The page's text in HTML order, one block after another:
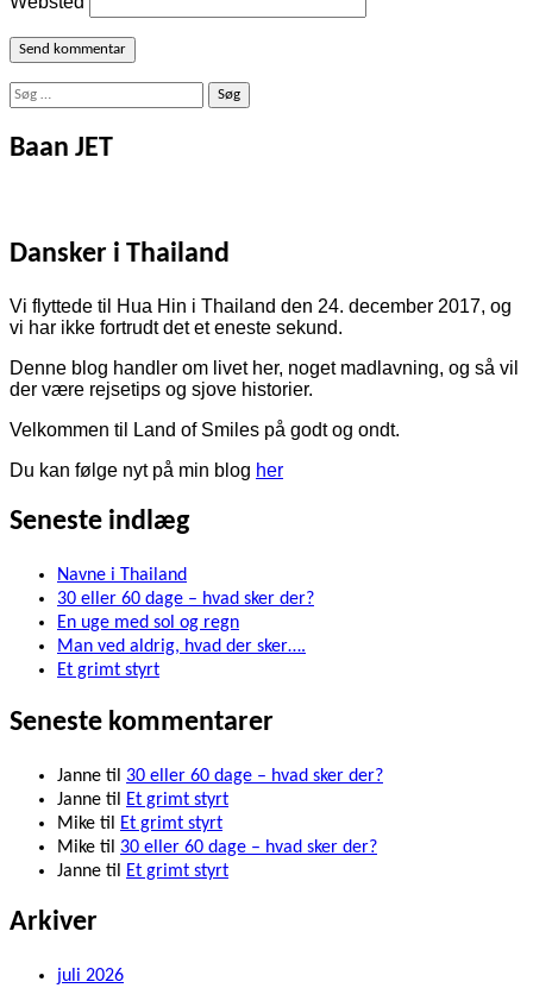
Søg
Baan JET
Dansker i Thailand
Vi flyttede til Hua Hin i Thailand den 24. december 2017, og
vi har ikke fortrudt det et eneste sekund.
Denne blog handler om livet her, noget madlavning, og så vil
der være rejsetips og sjove historier.
Velkommen til Land of Smiles på godt og ondt.
Du kan følge nyt på min blog her
Seneste indlæg
Navne i Thailand
30 eller 60 dage – hvad sker der?
En uge med sol og regn
Man ved aldrig, hvad der sker….
Et grimt styrt
Seneste kommentarer
Janne til 30 eller 60 dage – hvad sker der?
Janne til
Et grimt styrt
Mike til
Et grimt styrt
Mike til 30 eller 60 dage – hvad sker der?
Janne til Et grimt styrt
Arkiver
juli 2026